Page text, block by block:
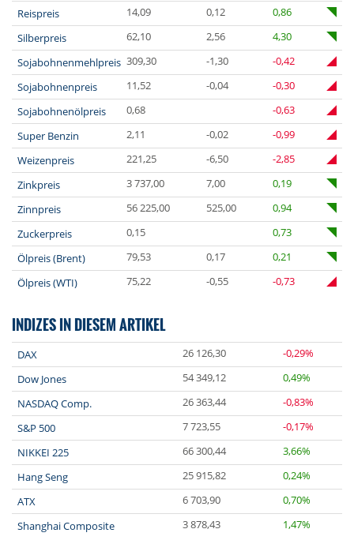
Reispreis
14,09 0,12
0,86
Silberpreis
62,10 2,56
4,30
Sojabohnenmehlpreis 309,30 -1,30
-0,42
Sojabohnenpreis
11,52 -0,04
-0,30
Sojabohnenölpreis
0,68
-0,63
Super Benzin
2,11 -0,02
-0,99
Weizenpreis
221,25 -6,50
-2,85
Zinkpreis
3 737,00 7,00
0,19
Zinnpreis
56 225,00 525,00
0,94
Zuckerpreis
0,15
0,73
Ölpreis (Brent)
79,53 0,17
0,21
Ölpreis (WTI)
75,22 -0,55 -0,73
INDIZES IN DIESEM ARTIKEL
DAX 26 126,30
-0,29%
Dow Jones
54 349,12
0,49%
NASDAQ Comp.
26 363,44
-0,83%
S&P 500
7 723,55
-0,17%
NIKKEI 225
66 300,44
3,66%
Hang Seng
25 915,82
0,24%
ATX
6 703,90
0,70%
Shanghai Composite
3 878,43 1,47%